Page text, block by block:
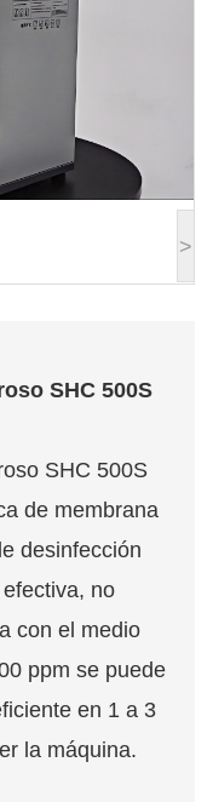
>
SHC 500S
SHC 500S
de membrana
desinfección
no
con el medio
ppm se puede
en 1 a 3
la máquina.